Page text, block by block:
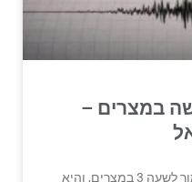
במצרים –
רעידת אדמה הורגשה הלילה סמוך לשעה 3 במצרים, והיא